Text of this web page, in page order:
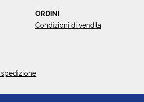
ORDINI
Condizioni di vendita